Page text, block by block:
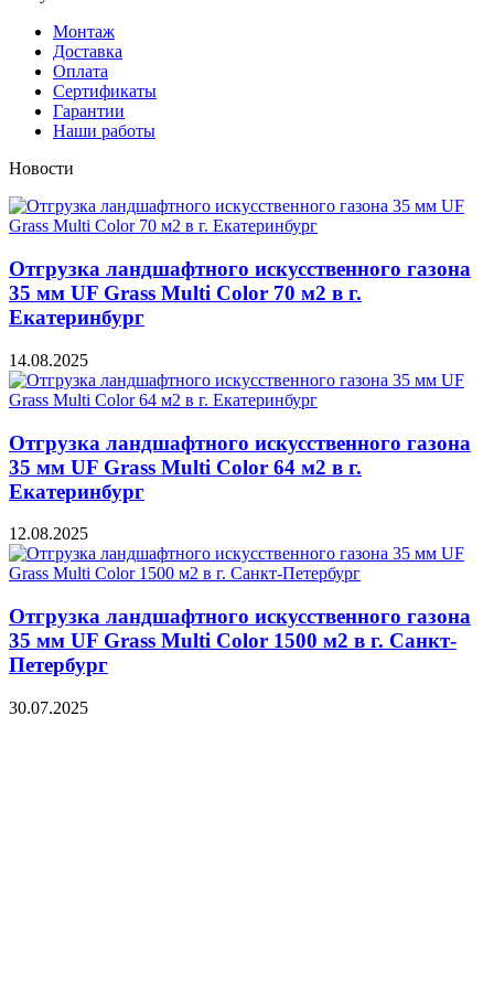
Монтаж
Доставка
Оплата
Сертификаты
Гарантии
Наши работы
Новости
Отгрузка ландшафтного искусственного газона
35 мм UF Grass Multi Color 70 м2 в г.
Екатеринбург
14.08.2025
Отгрузка ландшафтного искусственного газона
35 мм UF Grass Multi Color 64 м2 в г.
Екатеринбург
12.08.2025
Отгрузка ландшафтного искусственного газона
35 мм UF Grass Multi Color 1500 м2 в г. Санкт-
Петербург
30.07.2025